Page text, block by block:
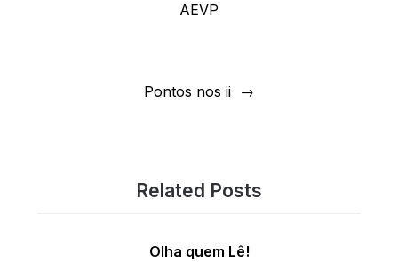
AEVP
Pontos nos ii
Related Posts
Olha quem Lê!